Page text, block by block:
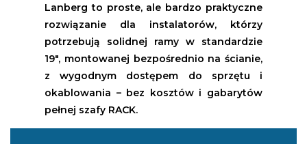
Lanberg to proste, ale bardzo praktyczne
rozwiązanie dla instalatorów, którzy
potrzebują solidnej ramy w standardzie
19", montowanej bezpośrednio na ścianie,
z wygodnym dostępem do sprzętu i
okablowania – bez kosztów i gabarytów
pełnej szafy RACK.